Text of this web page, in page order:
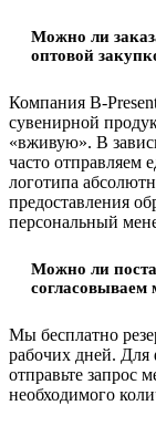
Можно ли
оптовой
Компания B-
сувенирной
«вживую». В
часто отправляем
логотипа
предоставления
персональный
Можно ли
согласовываем
Мы бесплатно
рабочих дней. Для
отправьте запрос
необходимого